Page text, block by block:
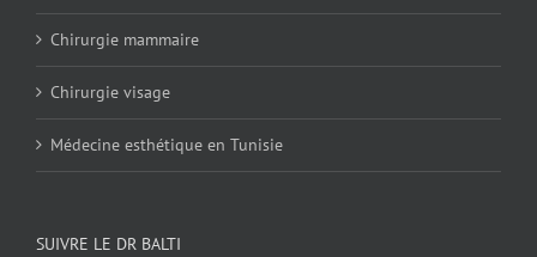
Chirurgie mammaire
Chirurgie visage
Médecine esthétique en Tunisie
SUIVRE LE DR BALTI